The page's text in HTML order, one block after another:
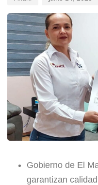
Gobierno de El
garantizan